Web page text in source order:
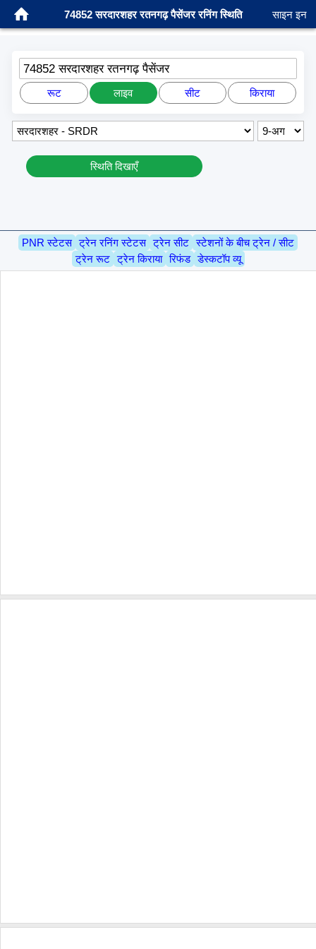
74852 सरदारशहर रतनगढ़ पैसेंजर रनिंग स्थिति साइन इन
74852 सरदारशहर रतनगढ़ पैसेंजर
रूट लाइव सीट किराया
स्थिति दिखाएँ
PNR स्टेटस ट्रेन रनिंग स्टेटस ट्रेन सीट स्टेशनों के बीच ट्रेन / सीट
ट्रेन रूट ट्रेन किराया रिफंड डेस्कटॉप व्यू